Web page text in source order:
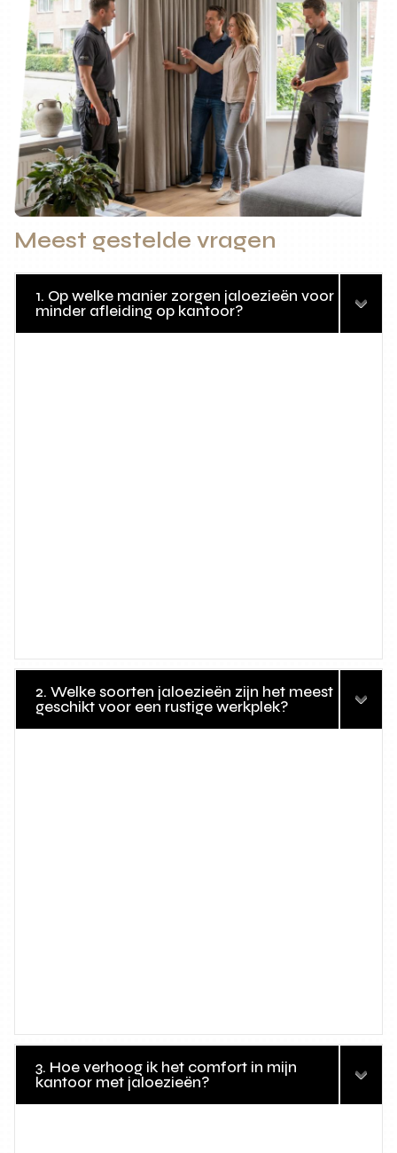
Meest gestelde vragen
1. Op welke manier zorgen jaloezieën voor
minder afleiding op kantoor?
2. Welke soorten jaloezieën zijn het meest
geschikt voor een rustige werkplek?
3. Hoe verhoog ik het comfort in mijn
kantoor met jaloezieën?